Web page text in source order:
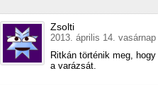
Zsolti
2013. április 14.
Ritkán történik meg,
a varázsát.